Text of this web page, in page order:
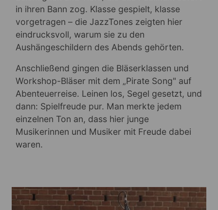
in ihren Bann zog. Klasse gespielt, klasse
vorgetragen – die JazzTones zeigten hier
eindrucksvoll, warum sie zu den
Aushängeschildern des Abends gehörten.
Anschließend gingen die Bläserklassen und
Workshop-Bläser mit dem „Pirate Song" auf
Abenteuerreise. Leinen los, Segel gesetzt, und
dann: Spielfreude pur. Man merkte jedem
einzelnen Ton an, dass hier junge
Musikerinnen und Musiker mit Freude dabei
waren.